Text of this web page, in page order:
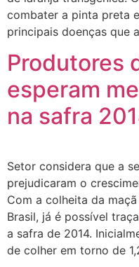
combater a pinta preta
principais doenças que
Produtores
esperam
na safra
Setor considera que a
prejudicaram o
Com a colheita da
Brasil, já é possível
a safra de 2014.
de colher em torno de